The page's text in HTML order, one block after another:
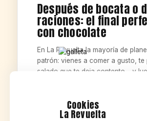
Después de bocata o
raciones: el final
con chocolate
En La Revuelta la mayoría de
patrón: vienes a comer a gusto, te
salado que te deja contento… y
se queda un rato más. Y ahí
Muerte por chocolate encaja
Cookies
La Revuelta